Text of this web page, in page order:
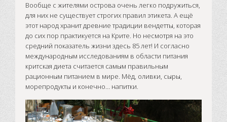
Вообще с жителями острова очень легко подружиться,
для них не существует строгих правил этикета. А ещё
этот народ хранит древние традиции вендетты, которая
до сих пор практикуется на Крите. Но несмотря на это
средний показатель жизни здесь 85 лет! И согласно
международным исследованиям в области питания
критская диета считается самым правильным
рационным питанием в мире. Мёд, оливки, сыры,
морепродукты и конечно… напитки.